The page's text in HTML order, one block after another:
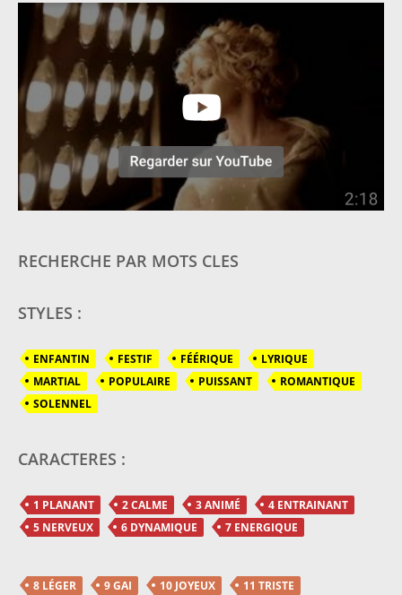
RECHERCHE PAR MOTS CLES
STYLES :
ENFANTIN FESTIF FÉÉRIQUE
LYRIQUE
MARTIAL
POPULAIRE PUISSANT
ROMANTIQUE
SOLENNEL
CARACTERES :
1 PLANANT 2 CALME 3 ANIMÉ
4 ENTRAINANT
5 NERVEUX
6 DYNAMIQUE 7 ENERGIQUE
8 LÉGER 9 GAI 10 JOYEUX 11 TRISTE